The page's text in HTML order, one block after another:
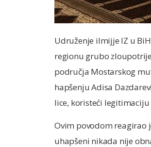
Udruženje ilmijje IZ u
regionu grubo
područja Mostarskog
hapšenju Adisa
lice, koristeći
Ovim povodom reagirao
uhapšeni nikada nije